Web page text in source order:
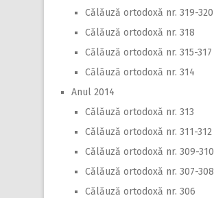
Călăuză ortodoxă nr. 319-320
Călăuză ortodoxă nr. 318
Călăuză ortodoxă nr. 315-317
Călăuză ortodoxă nr. 314
Anul 2014
Călăuză ortodoxă nr. 313
Călăuză ortodoxă nr. 311-312
Călăuză ortodoxă nr. 309-310
Călăuză ortodoxă nr. 307-308
Călăuză ortodoxă nr. 306